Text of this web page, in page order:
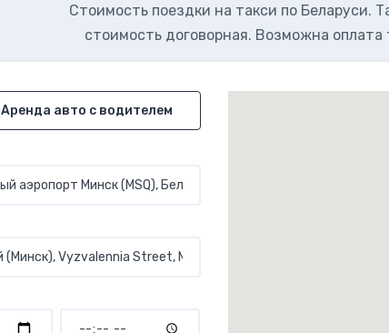
Стоимость поездки на такси по Беларуси.
стоимость договорная. Возможна оплата
Аренда авто с водителем